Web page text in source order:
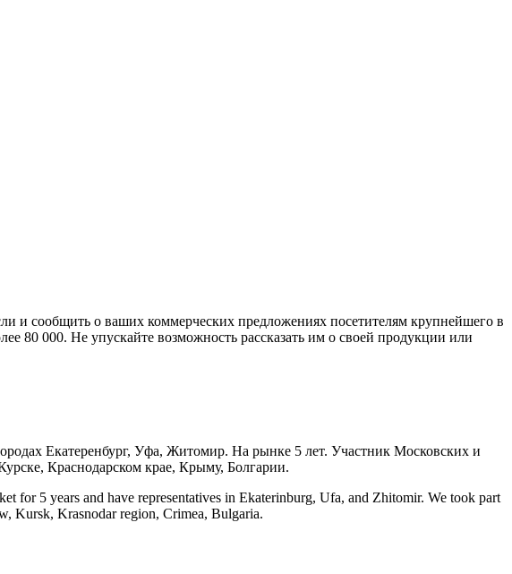
и сообщить о ваших коммерческих предложениях посетителям крупнейшего в
80 000. Не упускайте возможность рассказать им о своей продукции или
Екатеренбург, Уфа, Житомир. На рынке 5 лет. Участник Московских и
Краснодарском крае, Крыму, Болгарии.
for 5 years and have representatives in Ekaterinburg, Ufa, and Zhitomir. We took part
Kursk, Krasnodar region, Crimea, Bulgaria.